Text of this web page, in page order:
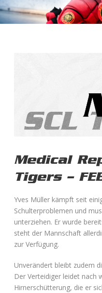
Medical
Tigers –
Yves Müller kämpft seit
Schulterproblemen und
unterziehen. Er wurde
steht der Mannschaft
zur Verfügung.
Unverändert bleibt zudem
Der Verteidiger leidet nach
Hirnerschütterung, die er